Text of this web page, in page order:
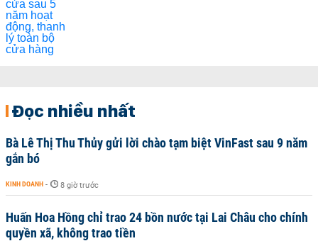
Đọc nhiều nhất
Bà Lê Thị Thu Thủy gửi lời chào tạm biệt VinFast sau 9 năm
gắn bó
KINH DOANH - 8 giờ trước
Huấn Hoa Hồng chỉ trao 24 bồn nước tại Lai Châu cho chính
quyền xã, không trao tiền